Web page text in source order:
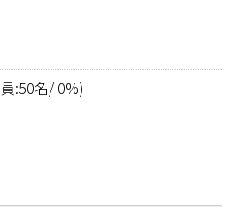
:50名/ 0%)